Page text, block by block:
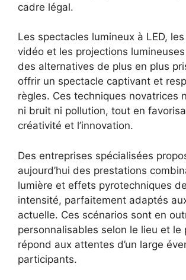
cadre légal.
Les spectacles lumineux à LED,
vidéo et les projections
des alternatives de plus en plus
offrir un spectacle captivant et
règles. Ces techniques novatrices
ni bruit ni pollution, tout en
créativité et l’innovation.
Des entreprises spécialisées
aujourd’hui des prestations
lumière et effets pyrotechniques
intensité, parfaitement adaptés
actuelle. Ces scénarios sont en
personnalisables selon le lieu et le
répond aux attentes d’un large
participants.